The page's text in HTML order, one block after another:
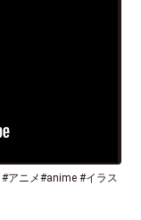
アニメ#anime #イラス